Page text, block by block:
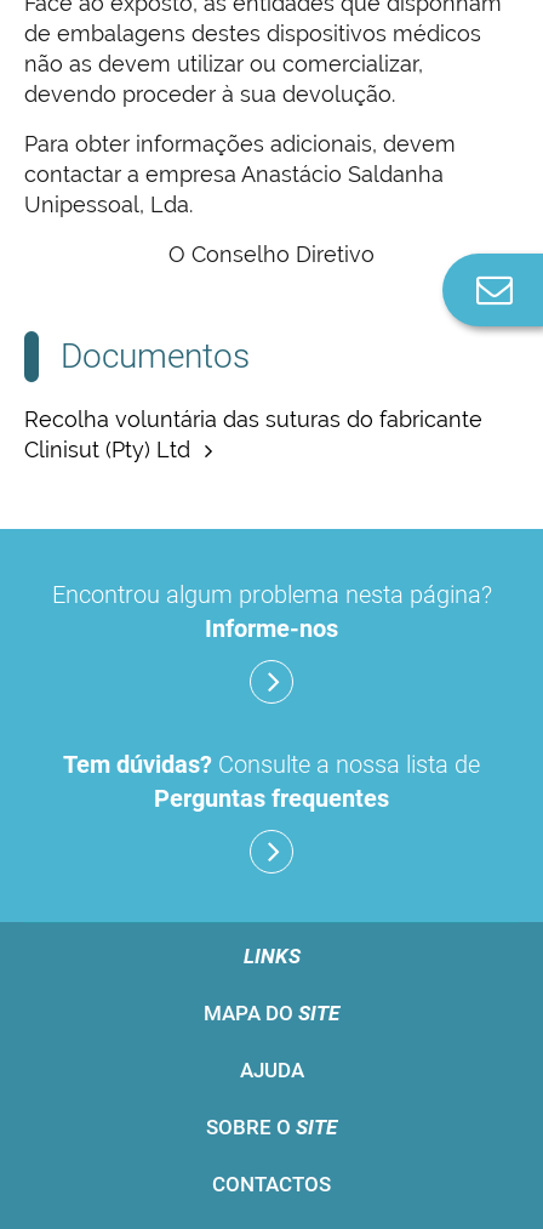
de embalagens destes dispositivos médicos
não as devem utilizar ou comercializar,
devendo proceder à sua devolução.
Para obter informações adicionais, devem
contactar a empresa Anastácio Saldanha
Unipessoal, Lda.
O Conselho Diretivo
Documentos
Recolha voluntária das suturas do fabricante
Clinisut (Pty) Ltd
Encontrou algum problema nesta página?
Informe-nos
Tem dúvidas? Consulte a nossa lista de
Perguntas frequentes
LINKS
MAPA DO SITE
AJUDA
SOBRE O SITE
CONTACTOS